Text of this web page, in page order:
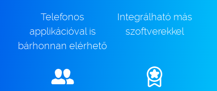
Telefonos
applikációval is
bárhonnan elérhető
Integrálható más
szoftverekkel